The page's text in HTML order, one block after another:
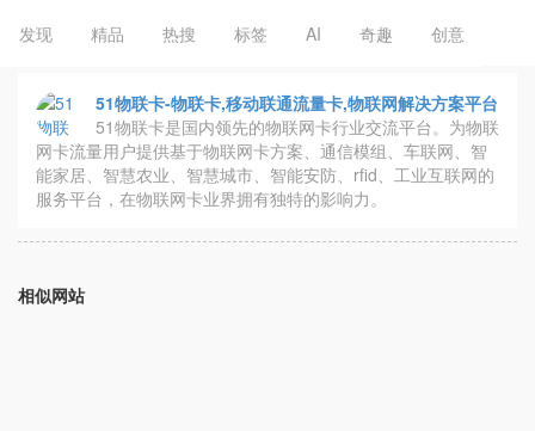
发现 精品 热搜 标签 AI 奇趣 创意
51物联卡-物联卡,移动联通流量卡,物联网解决方案平台
51物联卡是国内领先的物联网卡行业交流平台。为物联
网卡流量用户提供基于物联网卡方案、通信模组、车联网、智
能家居、智慧农业、智慧城市、智能安防、rfid、工业互联网的
服务平台，在物联网卡业界拥有独特的影响力。
相似网站